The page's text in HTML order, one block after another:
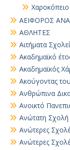
ΑΕΙΦΟΡΟΣ
ΑΘΛΗΤΕΣ
Αιτήματα
Ακαδημαϊκό
Ακαδημαϊκός
Ακούγοντας
Ανθρώπινα
Ανοικτό
Ανώτατη
Ανώτερες
Ανώτερες